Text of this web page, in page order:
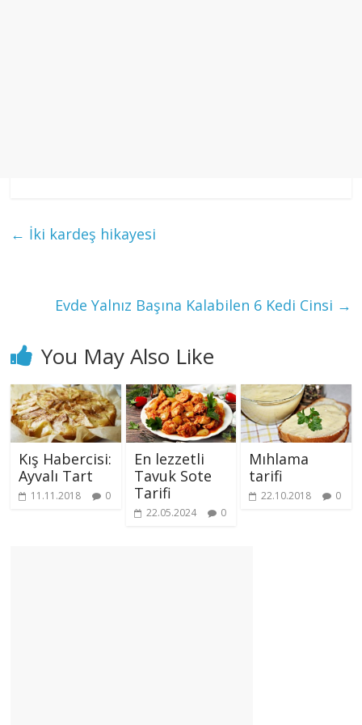
← İki kardeş hikayesi
Evde Yalnız Başına Kalabilen 6 Kedi Cinsi →
You May Also Like
Kış Habercisi:
Ayvalı Tart
11.11.2018 0
En lezzetli
Tavuk Sote
Tarifi
22.05.2024 0
Mıhlama
tarifi
22.10.2018 0